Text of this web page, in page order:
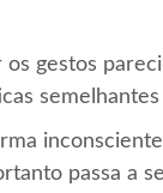
gestos
passa a